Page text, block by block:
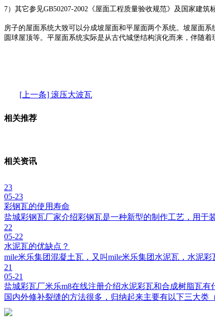
7）其它参见GB50207-2002《屋面工程质量验收规范》及国家建筑
房子的屋面系统大致可以分成坡屋面和平屋面两个系统。坡屋面
圆球屋顶等。平屋面系统实际是从古代城堡结构演化而来，伴随
[上一条] 滚压大波瓦
相关推荐
相关资讯
23
05-23
彩钢瓦的使用寿命
盐城彩钢瓦厂家介绍彩钢瓦是一种新型的制作工艺，用
22
05-22
水泥瓦的优缺点？
mile米乐集团混凝土瓦，又叫mile米乐集团水泥瓦，水泥
21
05-21
盐城彩瓦厂米乐m8在线注册介绍水泥彩瓦和合成树脂瓦有
国内外修补裂缝的方法很多，归纳起来主要有以下三大类